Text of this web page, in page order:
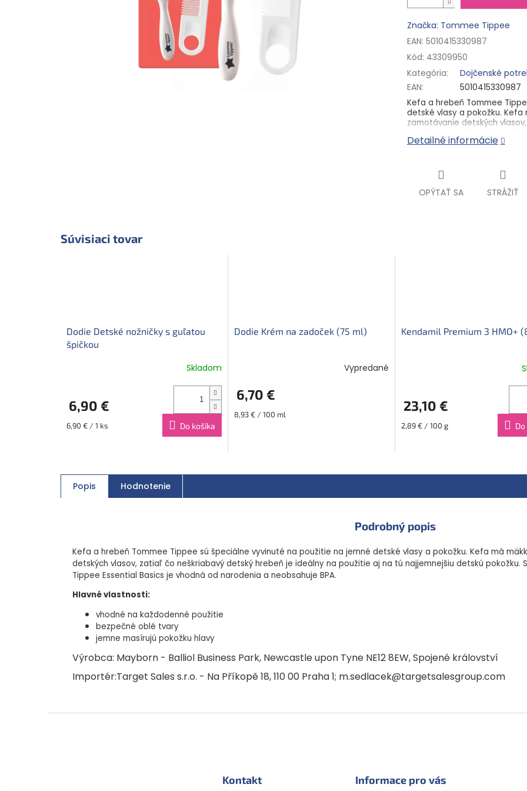
Značka: Tommee Tippee
EAN: 5010415330987
Kód: 43309950
Kategória:
Dojčenské
EAN: 5010415330987
Kefa a hrebeň Tommee
detské vlasy a pokožku.
zamotávanie detských
použitie aj na tú
Tommee Tippee Essential
vhodné na každodenné
bezpečné oblé tvary
Detailné informácie
OPÝTAŤ SA STRÁŽIŤ
Súvisiaci tovar
Dodie Detské nožničky s guľatou
špičkou
Skladom
6,90 €
Jednotková
6,90 € / 1 ks Do košíka
Dodie Krém na zadoček (75 ml)
Vypredané
6,70 €
Jednotková
8,93 € / 100 ml
Kendamil Premium 3 HMO+
23,10 €
Jednotková
2,89 € / 100 g
Popis Hodnotenie
Podrobný popis
Kefa a hrebeň Tommee Tippee sú špeciálne vyvinuté na použitie na jemné detské vlasy a pokožku. Kefa má
detských vlasov, zatiaľ čo neškriabavý detský hrebeň je ideálny na použitie aj na tú najjemnejšiu detskú
Tippee Essential Basics je vhodná od narodenia a neobsahuje BPA.
Hlavné vlastnosti:
vhodné na každodenné použitie
bezpečné oblé tvary
jemne masírujú pokožku hlavy
Výrobca: Mayborn - Balliol Business Park, Newcastle upon Tyne NE12 8EW, Spojené království
Importér:Target Sales s.r.o. - Na Příkopě 18, 110 00 Praha 1; m.sedlacek@targetsalesgroup.com
Kontakt Informace pro vás